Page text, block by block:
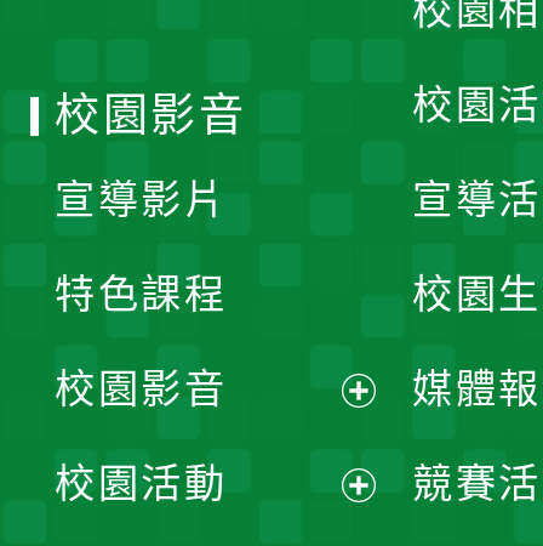
校園
校園
宣導
校園
媒體
競賽
校園影音
宣導影片
特色課程
校園影音
開
校園活動